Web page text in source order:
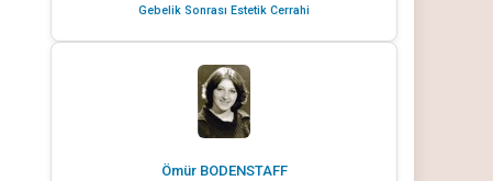
Gebelik Sonrası Estetik Cerrahi
Ömür BODENSTAFF